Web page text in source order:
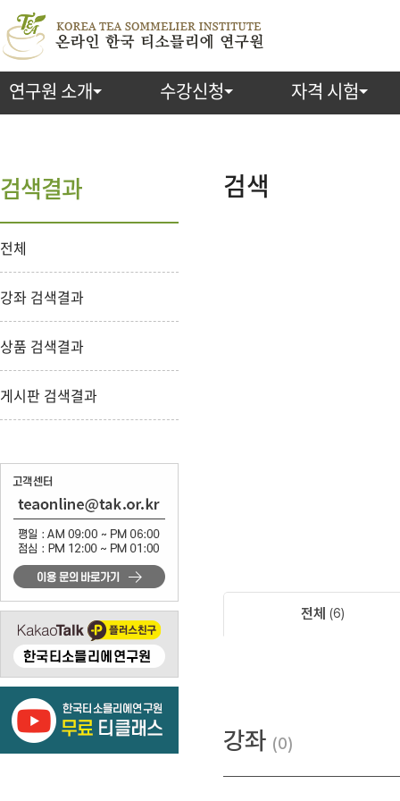
연구원 소개 수강신청 자격 시험
검색
전체 6
강좌 0
검색결과
전체
강좌 검색결과
상품 검색결과
게시판 검색결과